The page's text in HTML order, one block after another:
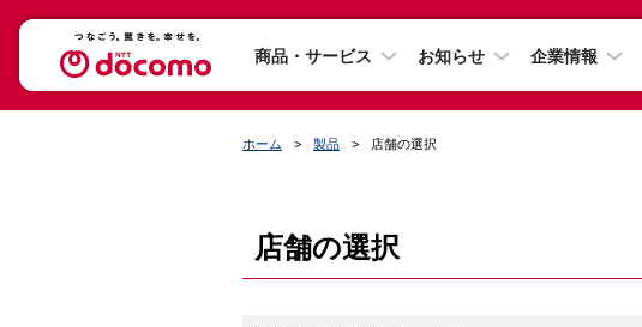
商品・サービス お知らせ 企業情報
ホーム 製品 店舗の選択
店舗の選択